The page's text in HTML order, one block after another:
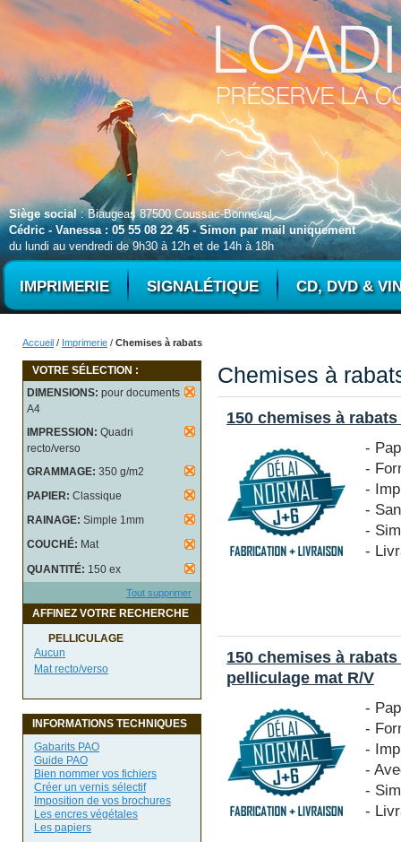
Siège social: Biaugeas 87500 Coussac-Bonneval
Cédric - Vanessa : 05 55 08 22 45 - Simon par mail uniquement
du lundi au vendredi de 9h30 à 12h et de 14h à 18h
IMPRIMERIE SIGNALÉTIQUE CD, DVD &
Accueil / Imprimerie / Chemises à rabats
VOTRE SÉLECTION :
DIMENSIONS: pour documents
A4
IMPRESSION: Quadri
recto/verso
GRAMMAGE: 350 g/m2
PAPIER: Classique
RAINAGE: Simple 1mm
COUCHÉ: Mat
QUANTITÉ: 150 ex
Tout supprimer
AFFINEZ VOTRE RECHERCHE
PELLICULAGE
Aucun
Mat recto/verso
INFORMATIONS TECHNIQUES
Gabarits PAO
Guide PAO
Bien nommer vos fichiers
Créer un vernis sélectif
Imposition de vos brochures
Les encres végétales
Les papiers
Chemises à
150 chemises à
-
-
-
-
-
-
150 chemises à
pelliculage mat R/V
-
-
-
-
-
-